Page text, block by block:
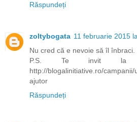
Răspundeți
zoltybogata 11 februarie 2015
Nu cred că e nevoie să îl
P.S. Te invit la
http://blogalinitiative.ro/
ajutor
Răspundeți